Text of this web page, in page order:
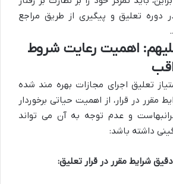
دوره تعلیق و پیگیری از طریق مراجع
اهمیت رعایت شروط
تعلیق اجرای مجازات بهره مند شده
مقرر در قرار، از اهمیت حیاتی برخوردار
و عدم توجه به آن می تواند
داشته باشد:
شرایط مقرر در قرار تعلیق: